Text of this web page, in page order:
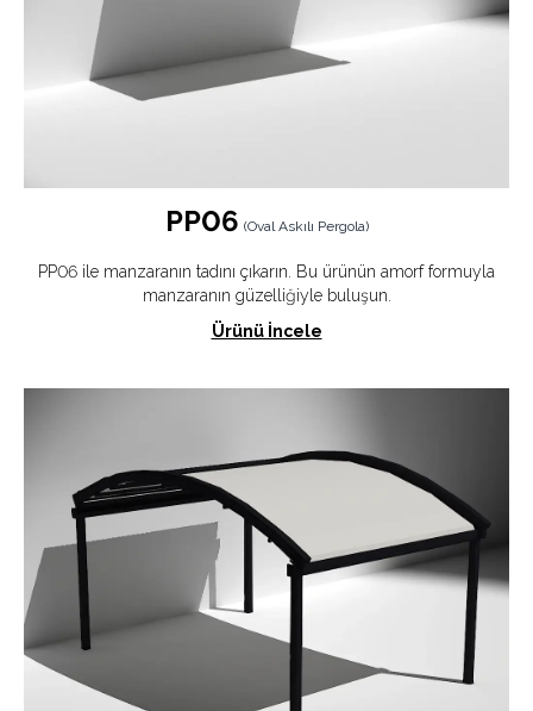
PP06 (Oval Askılı Pergola)
PP06 ile manzaranın tadını çıkarın. Bu ürünün amorf formuyla
manzaranın güzelliğiyle buluşun.
Ürünü İncele